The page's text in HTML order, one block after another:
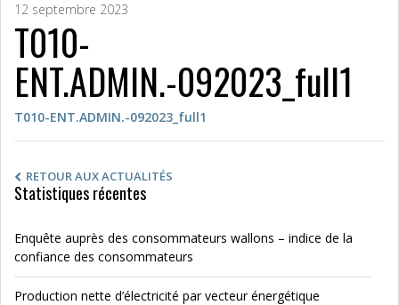
12 septembre 2023
T010-
ENT.ADMIN.-092023_full1
T010-ENT.ADMIN.-092023_full1
RETOUR AUX ACTUALITÉS
Statistiques récentes
Enquête auprès des consommateurs wallons – indice de la
confiance des consommateurs
Production nette d’électricité par vecteur énergétique